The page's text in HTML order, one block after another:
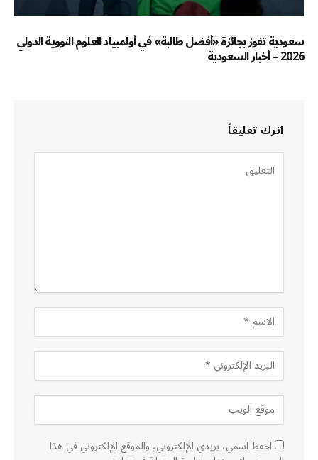
سعودية تفوز بجائزة «أفضل طالبة» في أولمبياد العلوم النووية الدولي
2026 – أخبار السعودية
اترك تعليقاً
احفظ اسمي، بريدي الإلكتروني، والموقع الإلكتروني في هذا